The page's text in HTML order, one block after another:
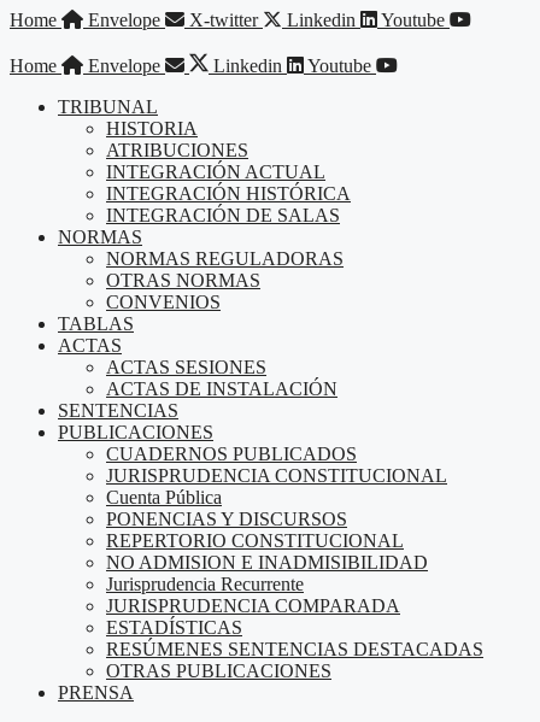
Saltar
contenido
Home Envelope X-twitter Linkedin Youtube
Home Envelope Linkedin
Youtube
TRIBUNAL
HISTORIA
ATRIBUCIONES
INTEGRACIÓN ACTUAL
INTEGRACIÓN HISTÓRICA
INTEGRACIÓN DE SALAS
NORMAS
NORMAS REGULADORAS
OTRAS NORMAS
CONVENIOS
TABLAS
ACTAS
ACTAS SESIONES
ACTAS DE INSTALACIÓN
SENTENCIAS
PUBLICACIONES
CUADERNOS PUBLICADOS
JURISPRUDENCIA CONSTITUCIONAL
Cuenta Pública
PONENCIAS Y DISCURSOS
REPERTORIO CONSTITUCIONAL
NO ADMISION E INADMISIBILIDAD
Jurisprudencia Recurrente
JURISPRUDENCIA COMPARADA
ESTADÍSTICAS
RESÚMENES SENTENCIAS DESTACADAS
OTRAS PUBLICACIONES
PRENSA